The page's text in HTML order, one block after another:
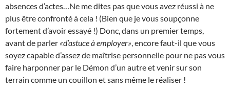
absences d’actes…Ne me dites pas que vous avez réussi à ne
plus être confronté à cela ! (Bien que je vous soupçonne
fortement d’avoir essayé !) Donc, dans un premier temps,
avant de parler «d’astuce à employer» , encore faut-il que vous
soyez capable d’assez de maîtrise personnelle pour ne pas vous
faire harponner par le Démon d’un autre et venir sur son
terrain comme un couillon et sans même le réaliser !